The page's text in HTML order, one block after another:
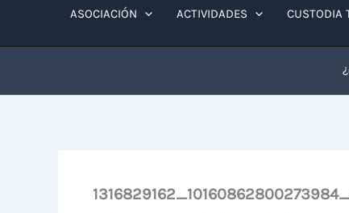
ASOCIACIÓN ACTIVIDADES CUSTODIA